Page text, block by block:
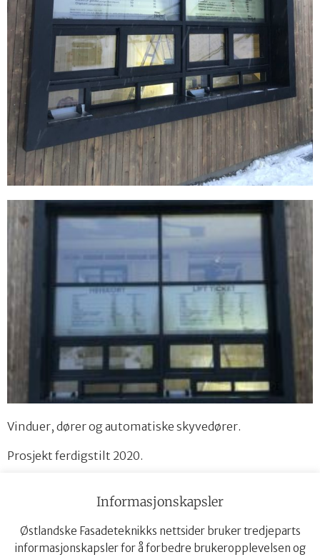
Vinduer, dører og automatiske skyvedører.
Prosjekt ferdigstilt 2020.
Informasjonskapsler
Østlandske Fasadeteknikks nettsider bruker tredjeparts
informasjonskapsler for å forbedre brukeropplevelsen og